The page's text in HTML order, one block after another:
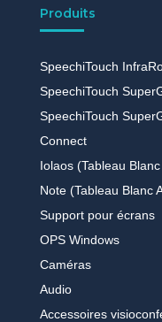
Produits
SpeechiTouch
SpeechiTouch
SpeechiTouch
Connect
Iolaos (Tableau
Note (Tableau Blanc
Support pour écrans
OPS Windows
Caméras
Audio
Accessoires